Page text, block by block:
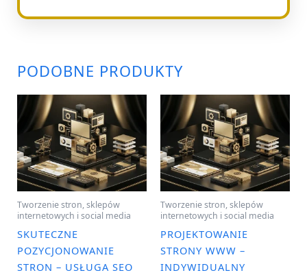
PODOBNE PRODUKTY
Tworzenie stron, sklepów
internetowych i social media
SKUTECZNE
POZYCJONOWANIE
STRON – USŁUGA SEO
Tworzenie stron, sklepów
internetowych i social media
PROJEKTOWANIE
STRONY WWW –
INDYWIDUALNY